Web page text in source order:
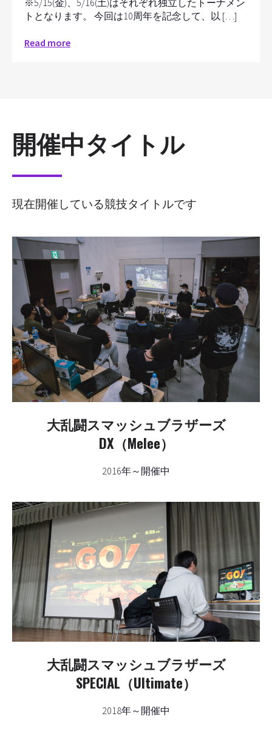
※5/15(金)、5/16(土)はそれぞれ独立したトーナメン
トとなります。 今回は10周年を記念して、以 […]
Read more
開催中タイトル
現在開催している競技タイトルです
大乱闘スマッシュブラザーズ
DX（Melee）
2016年～開催中
大乱闘スマッシュブラザーズ
SPECIAL（Ultimate）
2018年～開催中